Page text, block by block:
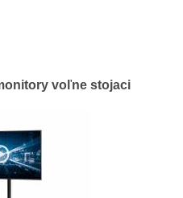
voľne stojaci